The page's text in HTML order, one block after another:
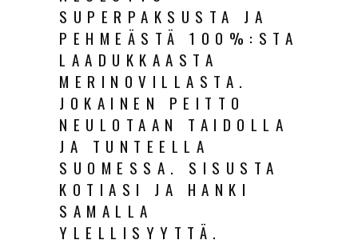
SUPERPAKSUSTA JA
PEHMEÄSTÄ 100%:STA
LAADUKKAASTA
MERINOVILLASTA.
JOKAINEN PEITTO
NEULOTAAN TAIDOLLA
JA TUNTEELLA
SUOMESSA. SISUSTA
KOTIASI JA HANKI
SAMALLA
YLELLISYYTTÄ.